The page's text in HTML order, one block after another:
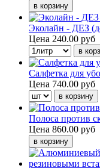
Эколайн - ДЕЗ
Цена 240.00 руб
Салфетка для
Цена 740.00 руб
Полоса против
Цена 860.00 руб